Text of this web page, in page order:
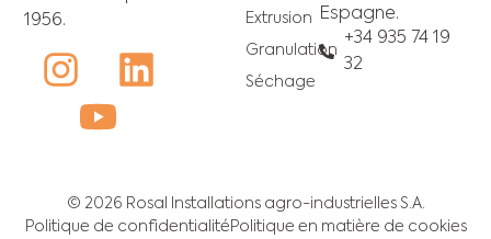
1956.
Extrusion
Granulation
Séchage
Espagne.
+34 935 74 19
32
© 2026 Rosal Installations agro-industrielles S.A.
Politique de confidentialité Politique en matière de cookies